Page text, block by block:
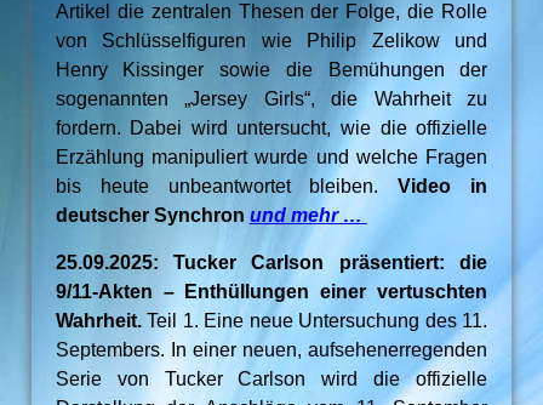
Artikel die zentralen Thesen der Folge, die Rolle
von Schlüsselfiguren wie Philip Zelikow und
Henry Kissinger sowie die Bemühungen der
sogenannten „Jersey Girls“, die Wahrheit zu
fordern. Dabei wird untersucht, wie die offizielle
Erzählung manipuliert wurde und welche Fragen
bis heute unbeantwortet bleiben.Video in
deutscher Synchron und mehr …
25.09.2025: Tucker Carlson präsentiert: die
9/11-Akten – Enthüllungen einer vertuschten
Wahrheit.Teil 1. Eine neue Untersuchung des 11.
Septembers. In einer neuen, aufsehenerregenden
Serie von Tucker Carlson wird die offizielle